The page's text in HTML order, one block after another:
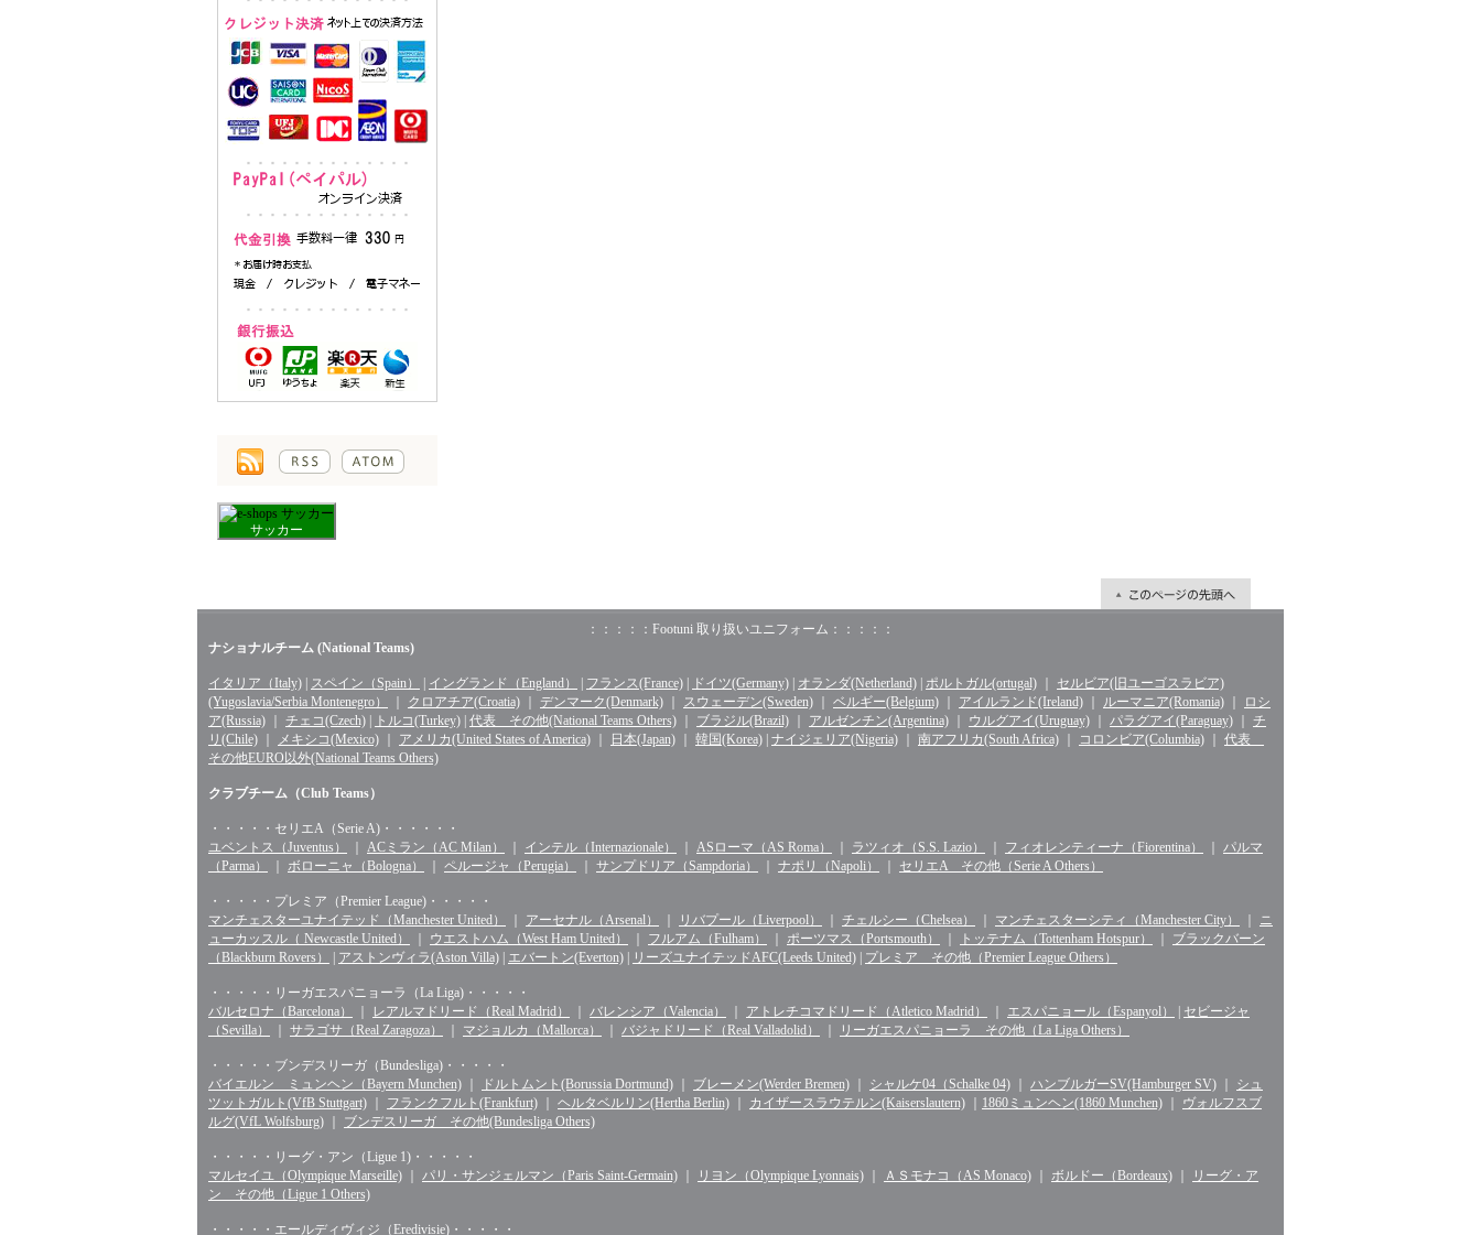
サッカー
：：：：：Footuni 取り扱いユニフォーム：：：：：
ナショナルチーム (National Teams)
イタリア（Italy) スペイン（Spain） イングランド（England） フランス(France) ドイツ(Germany) オランダ(Netherland) ポルトガル(ortugal)
セルビア(旧ユーゴスラビア)
(Yugoslavia/Serbia Montenegro）
クロアチア(Croatia) デンマーク(Denmark) スウェーデン(Sweden) ベルギー(Belgium) アイルランド(Ireland) ルーマニア(Romania)
ロシ
ア(Russia)
チェコ(Czech) トルコ(Turkey) 代表 その他(National Teams Others) ブラジル(Brazil) アルゼンチン(Argentina) ウルグアイ(Uruguay) パラグアイ(Paraguay)
チ
リ(Chile)
メキシコ(Mexico) アメリカ(United States of America) 日本(Japan) 韓国(Korea) ナイジェリア(Nigeria) 南アフリカ(South Africa) コロンビア(Columbia)
代表
その他EURO以外(National Teams Others)
クラブチーム（Club Teams）
・・・・・セリエA（Serie A)・・・・・・
ユベントス（Juventus）
ACミラン（AC Milan） インテル（Internazionale） ASローマ（AS Roma） ラツィオ（S.S. Lazio） フィオレンティーナ（Fiorentina）
パルマ
（Parma）
ボローニャ（Bologna） ペルージャ（Perugia） サンプドリア（Sampdoria） ナポリ（Napoli） セリエA その他（Serie A Others）
・・・・・プレミア（Premier League)・・・・・
マンチェスターユナイテッド（Manchester United）
アーセナル（Arsenal） リバプール（Liverpool） チェルシー（Chelsea） マンチェスターシティ（Manchester City）
ニ
ューカッスル（ Newcastle United）
ウエストハム（West Ham United） フルアム（Fulham） ポーツマス（Portsmouth） トッテナム（Tottenham Hotspur）
ブラックバーン
（Blackburn Rovers）
アストンヴィラ(Aston Villa) エバートン(Everton) リーズユナイテッドAFC(Leeds United) プレミア その他（Premier League Others）
・・・・・リーガエスパニョーラ（La Liga)・・・・・
バルセロナ（Barcelona）
レアルマドリード（Real Madrid） バレンシア（Valencia） アトレチコマドリード（Atletico Madrid） エスパニョール（Espanyol）
セビージャ
（Sevilla）
サラゴサ（Real Zaragoza） マジョルカ（Mallorca） バジャドリード（Real Valladolid） リーガエスパニョーラ その他（La Liga Others）
・・・・・ブンデスリーガ（Bundesliga)・・・・・
バイエルン ミュンヘン（Bayern Munchen)
ドルトムント(Borussia Dortmund) ブレーメン(Werder Bremen) シャルケ04（Schalke 04) ハンブルガーSV(Hamburger SV)
シュ
ツットガルト(VfB Stuttgart)
フランクフルト(Frankfurt) ヘルタベルリン(Hertha Berlin) カイザースラウテルン(Kaiserslautern) 1860ミュンヘン(1860 Munchen)
ヴォルフスブ
ルグ(VfL Wolfsburg)
ブンデスリーガ その他(Bundesliga Others)
・・・・・リーグ・アン（Ligue 1)・・・・・
マルセイユ（Olympique Marseille)
パリ・サンジェルマン（Paris Saint-Germain) リヨン（Olympique Lyonnais) ＡＳモナコ（AS Monaco) ボルドー（Bordeaux)
リーグ・ア
ン その他（Ligue 1 Others)
・・・・・エールディヴィジ（Eredivisie)・・・・・